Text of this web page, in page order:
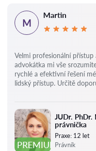
PREMIUM
JUDr.
právnička
Praxe: 12 let
Právník
M
Martin
Velmi profesionální přístup
advokátka mi vše
rychlé a efektivní řešení
lidský přístup. Určitě